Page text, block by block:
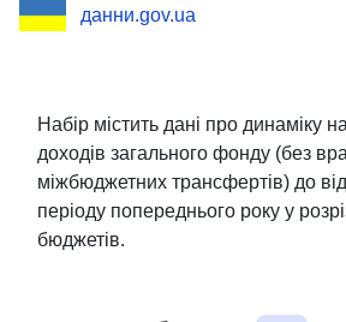
трансфертів) до
данни.gov.ua
Набір містить дані про динаміку
доходів загального фонду (без
міжбюджетних трансфертів) до
періоду попереднього року у
бюджетів.